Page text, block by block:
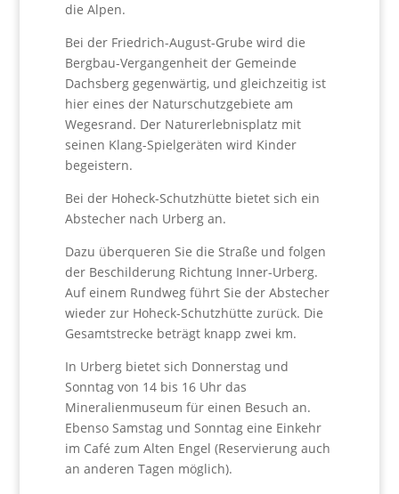
die Alpen.
Bei der Friedrich-August-Grube wird die
Bergbau-Vergangenheit der Gemeinde
Dachsberg gegenwärtig, und gleichzeitig ist
hier eines der Naturschutzgebiete am
Wegesrand. Der Naturerlebnisplatz mit
seinen Klang-Spielgeräten wird Kinder
begeistern.
Bei der Hoheck-Schutzhütte bietet sich ein
Abstecher nach Urberg an.
Dazu überqueren Sie die Straße und folgen
der Beschilderung Richtung Inner-Urberg.
Auf einem Rundweg führt Sie der Abstecher
wieder zur Hoheck-Schutzhütte zurück. Die
Gesamtstrecke beträgt knapp zwei km.
In Urberg bietet sich Donnerstag und
Sonntag von 14 bis 16 Uhr das
Mineralienmuseum für einen Besuch an.
Ebenso Samstag und Sonntag eine Einkehr
im Café zum Alten Engel (Reservierung auch
an anderen Tagen möglich).